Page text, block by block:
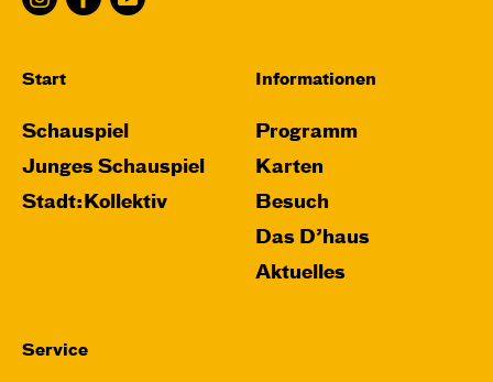
Start
Schauspiel
Junges Schauspiel
Stadt:Kollektiv
Informationen
Programm
Karten
Besuch
Das D’haus
Aktuelles
Service